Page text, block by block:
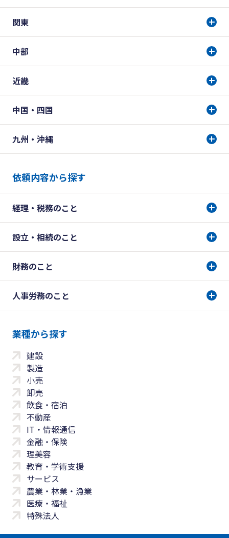
関東
中部
近畿
中国・四国
九州・沖縄
依頼内容から探す
経理・税務のこと
設立・相続のこと
財務のこと
人事労務のこと
業種から探す
建設
製造
小売
卸売
飲食・宿泊
不動産
IT・情報通信
金融・保険
理美容
教育・学術支援
サービス
農業・林業・漁業
医療・福祉
特殊法人